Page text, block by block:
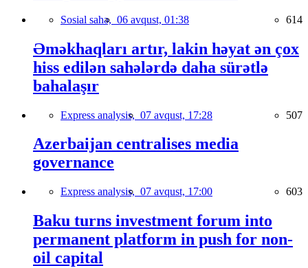
Sosial sahə, 06 avqust, 01:38 614
Əməkhaqları artır, lakin həyat ən çox
hiss edilən sahələrdə daha sürətlə
bahalaşır
Express analysis, 07 avqust, 17:28 507
Azerbaijan centralises media
governance
Express analysis, 07 avqust, 17:00 603
Baku turns investment forum into
permanent platform in push for non-
oil capital